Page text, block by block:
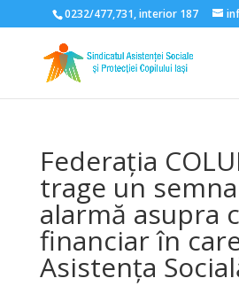
Deschide bara de unelte
0232/477,731, interior 187
Federația
trage un
alarmă asupra
financiar în
Asistența